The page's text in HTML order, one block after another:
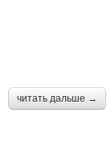
читать дальше →